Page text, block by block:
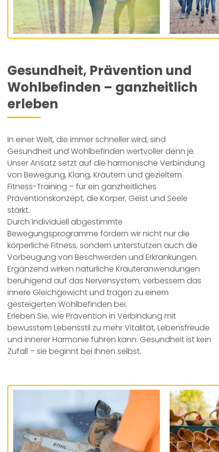
Gesundheit, Prävention und
Wohlbefinden – ganzheitlich
erleben
In einer Welt, die immer schneller wird, sind
Gesundheit und Wohlbefinden wertvoller denn je.
Unser Ansatz setzt auf die harmonische Verbindung
von Bewegung, Klang, Kräutern und gezieltem
Fitness-Training – für ein ganzheitliches
Präventionskonzept, die Körper, Geist und Seele
stärkt.
Durch individuell abgestimmte
Bewegungsprogramme fördern wir nicht nur die
körperliche Fitness, sondern unterstützen auch die
Vorbeugung von Beschwerden und Erkrankungen.
Ergänzend wirken natürliche Kräuteranwendungen
beruhigend auf das Nervensystem, verbessern das
innere Gleichgewicht und tragen zu einem
gesteigerten Wohlbefinden bei.
Erleben Sie, wie Prävention in Verbindung mit
bewusstem Lebensstil zu mehr Vitalität, Lebensfreude
und innerer Harmonie führen kann. Gesundheit ist kein
Zufall – sie beginnt bei Ihnen selbst.